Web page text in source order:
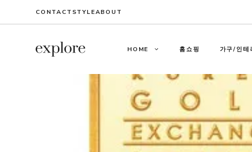
CONTACT STYLEABOUT
HOME 홈쇼핑 가구/인테